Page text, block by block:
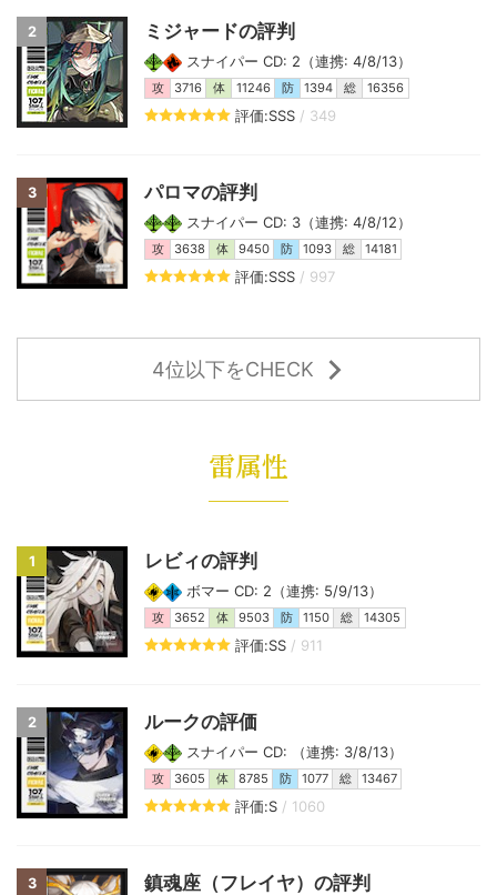
2 ミジャードの評判
スナイパー CD: 2（連携: 4/8/13）
攻 3716 体 11246 防 1394 総 16356
評価:SSS / 349
3 パロマの評判
スナイパー CD: 3（連携: 4/8/12）
攻 3638 体 9450 防 1093 総 14181
評価:SSS / 997
4位以下をCHECK
雷属性
1 レビィの評判
ボマー CD: 2（連携: 5/9/13）
攻 3652 体 9503 防 1150 総 14305
評価:SS / 911
2 ルークの評価
スナイパー CD: （連携: 3/8/13）
攻 3605 体 8785 防 1077 総 13467
評価:S / 1060
3 鎮魂座（フレイヤ）の評判